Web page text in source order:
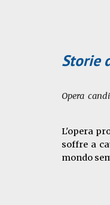
Storie
Opera
L'opera
soffre a
mondo